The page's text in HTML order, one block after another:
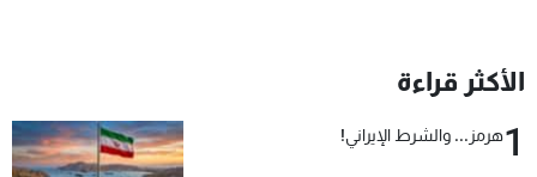
الأكثر قراءة
1هرمز... والشرط الإيراني!